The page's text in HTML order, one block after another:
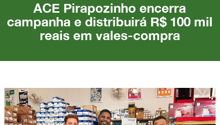
ACE Pirapozinho encerra
campanha e distribuirá R$ 100 mil
reais em vales-compra